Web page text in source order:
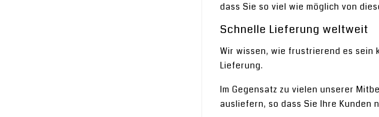
dass Sie so viel wie möglich von
Schnelle Lieferung weltweit
Wir wissen, wie frustrierend es
Lieferung.
Im Gegensatz zu vielen unserer
ausliefern, so dass Sie Ihre Kunden